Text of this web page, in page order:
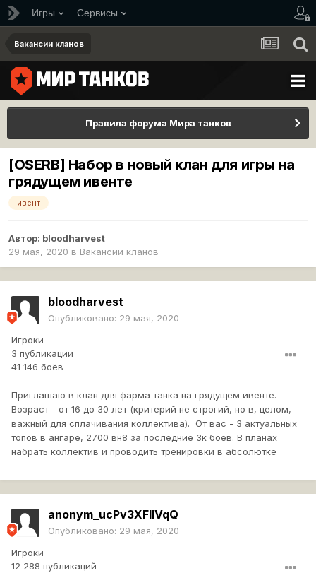
Игры Сервисы
Вакансии кланов
Правила форума Мира танков
[OSERB] Набор в новый клан для игры на
грядущем ивенте
ивент
Автор: bloodharvest
29 мая, 2020 в Вакансии кланов
bloodharvest
Опубликовано: 29 мая, 2020
Игроки
3 публикации
41 146 боёв
Приглашаю в клан для фарма танка на грядущем ивенте.
Возраст - от 16 до 30 лет (критерий не строгий, но в, целом,
важный для сплачивания коллектива). От вас - 3 актуальных
топов в ангаре, 2700 вн8 за последние 3к боев. В планах
набрать коллектив и проводить тренировки в абсолютке
anonym_ucPv3XFIIVqQ
Опубликовано: 29 мая, 2020
Игроки
12 288 публикаций